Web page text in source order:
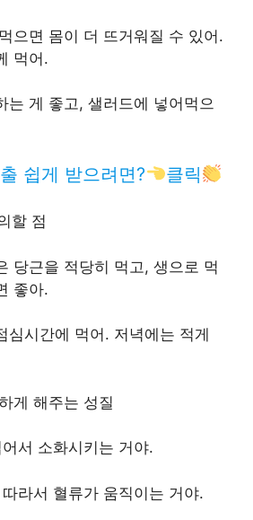
으면 몸이 더 뜨거워질 수 있어.
먹어.
는 게 좋고, 샐러드에 넣어먹으
쉽게 받으려면? 클릭
할 점
당근을 적당히 먹고, 생으로 먹
좋아.
심시간에 먹어. 저녁에는 적게
게 해주는 성질
서 소화시키는 거야.
라서 혈류가 움직이는 거야.